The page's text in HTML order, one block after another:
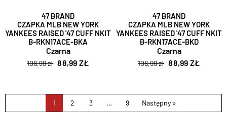
47 BRAND
CZAPKA MLB NEW YORK
YANKEES RAISED '47 CUFF NKIT
B-RKN17ACE-BKA
Czarna
108,99 zł 88,99 ZŁ
47 BRAND
CZAPKA MLB NEW YORK
YANKEES RAISED '47 CUFF NKIT
B-RKN17ACE-BKD
Czarna
108,99 zł 88,99 ZŁ
1 2 3 … 9 Następny »